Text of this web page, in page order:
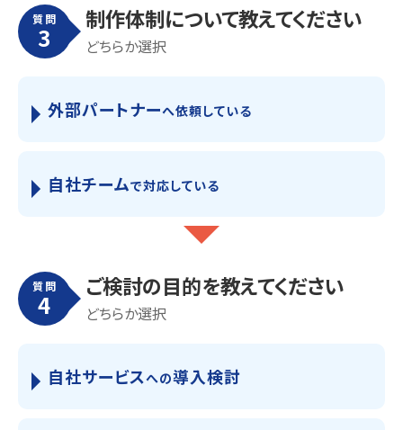
質問
3
制作体制について教えてください
どちらか選択
外部パートナーへ依頼している
自社チームで対応している
質問
4
ご検討の目的を教えてください
どちらか選択
自社サービスへの導入検討